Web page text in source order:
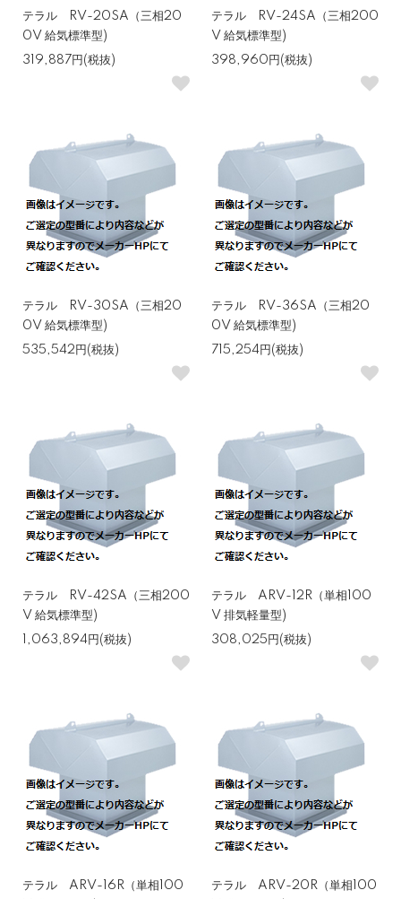
テラル RV-20SA（三相20
0V 給気標準型)
319,887円(税抜)
テラル RV-24SA（三相200
V 給気標準型)
398,960円(税抜)
テラル RV-30SA（三相20
0V 給気標準型)
535,542円(税抜)
テラル RV-36SA（三相20
0V 給気標準型)
715,254円(税抜)
テラル RV-42SA（三相200
V 給気標準型)
1,063,894円(税抜)
テラル ARV-12R（単相100
V 排気軽量型)
308,025円(税抜)
テラル ARV-16R（単相100
テラル ARV-20R（単相100